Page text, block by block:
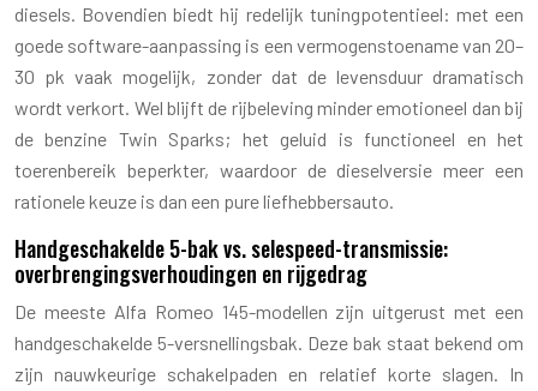
diesels. Bovendien biedt hij redelijk tuningpotentieel: met een
goede software-aanpassing is een vermogenstoename van 20–
30 pk vaak mogelijk, zonder dat de levensduur dramatisch
wordt verkort. Wel blijft de rijbeleving minder emotioneel dan bij
de benzine Twin Sparks; het geluid is functioneel en het
toerenbereik beperkter, waardoor de dieselversie meer een
rationele keuze is dan een pure liefhebbersauto.
Handgeschakelde 5-bak vs. selespeed-transmissie:
overbrengingsverhoudingen en rijgedrag
De meeste Alfa Romeo 145-modellen zijn uitgerust met een
handgeschakelde 5-versnellingsbak. Deze bak staat bekend om
zijn nauwkeurige schakelpaden en relatief korte slagen. In